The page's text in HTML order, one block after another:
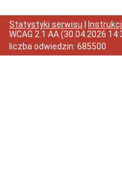
Wiadomości
Zawiadomienia
Dane
Statystyki serwisu
WCAG 2.1 AA(30.04.2026
liczba odwiedzin: 685500